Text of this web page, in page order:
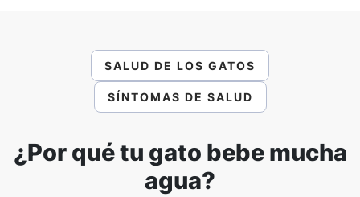
SALUD DE LOS GATOS
SÍNTOMAS DE SALUD
¿Por qué tu gato bebe mucha
agua?